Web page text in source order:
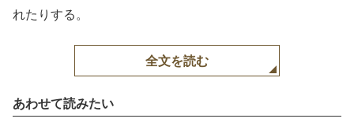
れたりする。
全文を読む
あわせて読みたい